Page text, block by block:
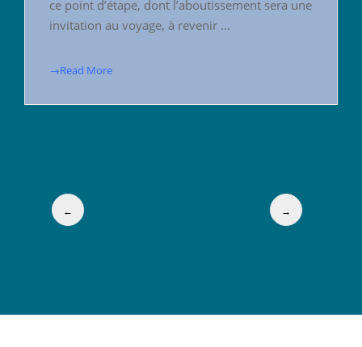
ce point d’étape, dont l’aboutissement sera une
invitation au voyage, à revenir …
→Read More
← →